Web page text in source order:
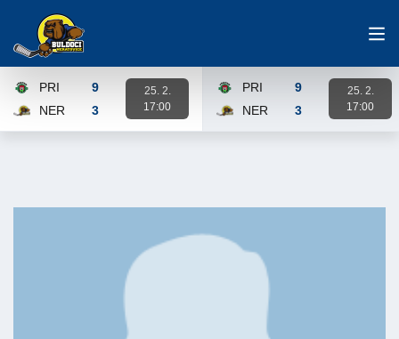
PRI
9
NER
3
25. 2.
17:00
PRI
9
NER
3
25. 2.
17:00